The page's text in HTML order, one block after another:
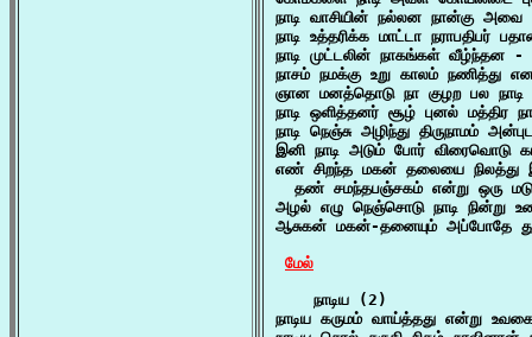
நாடி வாசியின் நல்லன நான்கு அவை
நாடி உத்தரிக்க மாட்டா நராபதிபர்
நாடி முட்டலின் நாகங்கள் வீழ்ந்தன -
நாசம் நமக்கு உறு காலம் நணித்து
ஞான மனத்தொடு நா குழற பல
நாடி ஒளித்தனர் சூழ் புனல் மத்திர
நாடி நெஞ்சு அழிந்து திருநாமம்
இனி நாடி அடும் போர் விரைவொடு
எண் சிறந்த மகன் தலையை நிலத்து
தண் சமந்தபஞ்சகம் என்று ஒரு
அழல் எழு நெஞ்சொடு நாடி நின்று
ஆசுகன் மகன்-தனையும் அப்போதே
மேல்
    நாடிய (2)
நாடிய கருமம் வாய்த்தது என்று